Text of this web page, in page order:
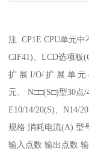
注. CP1E CPU单元中
CIF41)、LCD选项板
扩展I/O/扩展单元
元、 N□□(S□)型30点/
E10/14/20(S)、N14/
规格 消耗电流(A) 型
输入点数 输出点数